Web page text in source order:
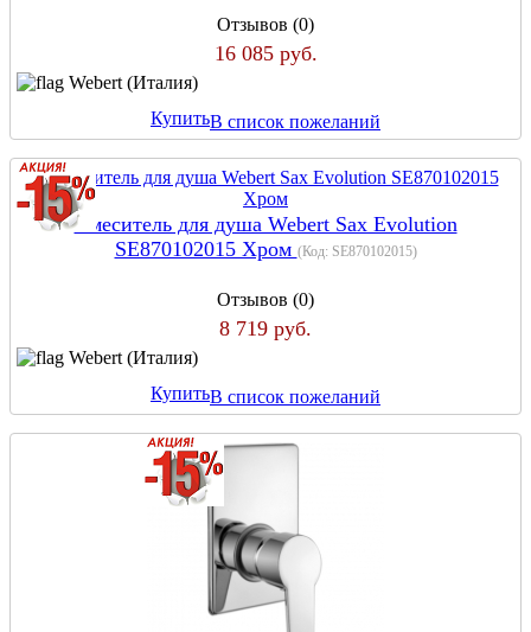
Отзывов (0)
16 085 руб.
Webert (Италия)
КупитьВ список пожеланий
Cмеситель для душа Webert Sax Evolution
SE870102015 Хром (Код: SE870102015)
Отзывов (0)
8 719 руб.
Webert (Италия)
КупитьВ список пожеланий